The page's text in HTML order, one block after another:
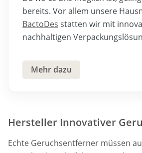
bereits. Vor allem unsere
BactoDes statten wir mit
nachhaltigen
Mehr dazu
Hersteller Innovativer
Echte Geruchsentferner müssen